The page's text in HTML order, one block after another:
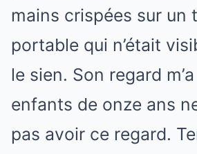
mains crispées sur un
portable qui n’était
le sien. Son regard
enfants de onze ans
pas avoir ce regard.